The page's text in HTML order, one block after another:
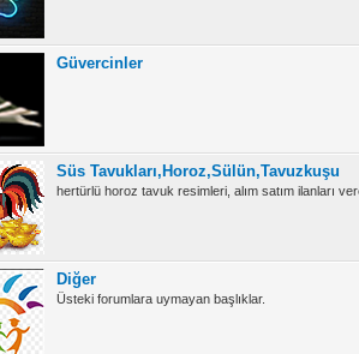
Güvercinler
Süs Tavukları,Horoz,Sülün,Tavuzkuşu
hertürlü horoz tavuk resimleri, alım satım ilanları
Diğer
Üsteki forumlara uymayan başlıklar.